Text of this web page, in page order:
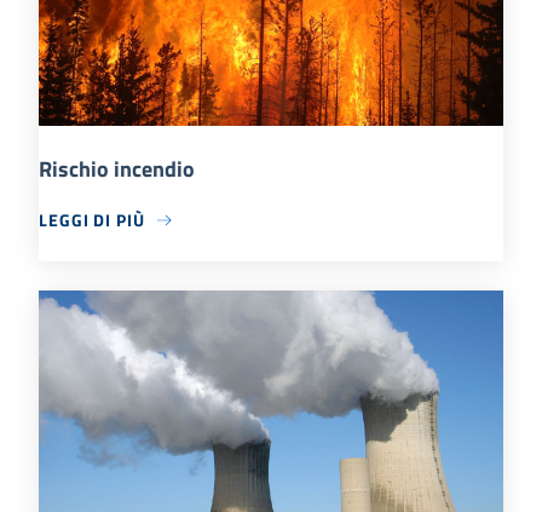
Rischio incendio
LEGGI DI PIÙ